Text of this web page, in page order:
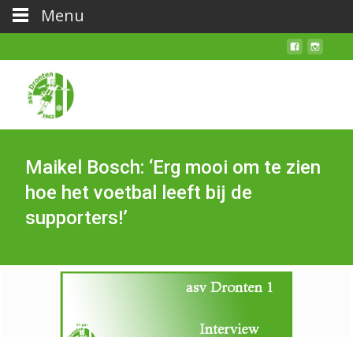
Maikel Bosch: ‘Erg mooi om te zien
hoe het voetbal leeft bij de
supporters!’
Menu